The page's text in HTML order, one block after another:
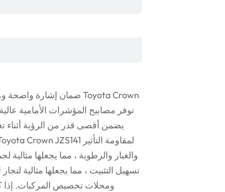
ضمان إشارة واضحة
يضمن أقصى قدر من الرؤية أثناء
والغبار والرطوبة ، مما يجعلها
تسهيل التثبيت ، مما يجعلها مثالية
ومحلات تخصيص المركبات. إذا